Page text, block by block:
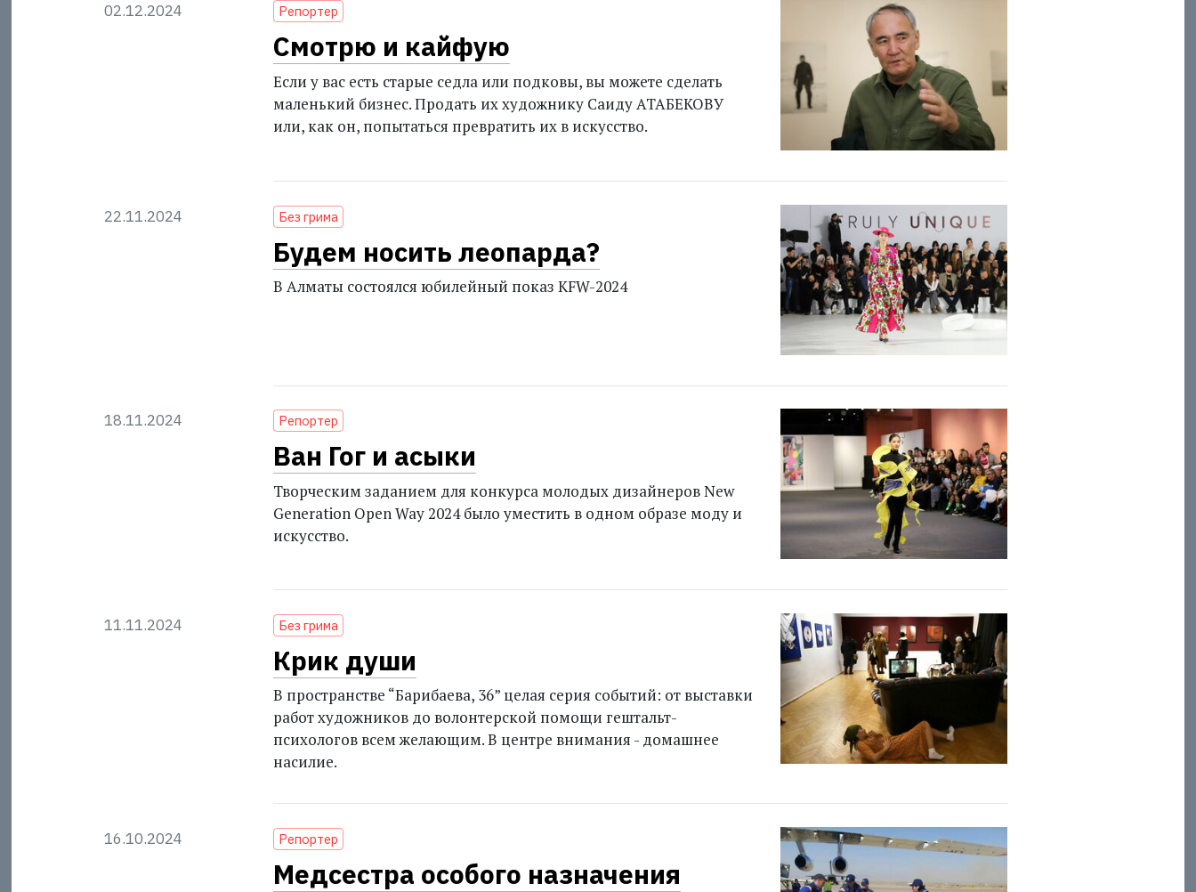
02.12.2024 Репортер
Смотрю и кайфую
Если у вас есть старые седла или подковы, вы можете сделать
маленький бизнес. Продать их художнику Саиду АТАБЕКОВУ
или, как он, попытаться превратить их в искусство.
22.11.2024 Без грима
Будем носить леопарда?
В Алматы состоялся юбилейный показ KFW-2024
18.11.2024 Репортер
Ван Гог и асыки
Творческим заданием для конкурса молодых дизайнеров New
Generation Open Way 2024 было уместить в одном образе моду и
искусство.
11.11.2024 Без грима
Крик души
В пространстве “Барибаева, 36” целая серия событий: от выставки
работ художников до волонтерской помощи гештальт-
психологов всем желающим. В центре внимания - домашнее
насилие.
16.10.2024 Репортер
Медсестра особого назначения